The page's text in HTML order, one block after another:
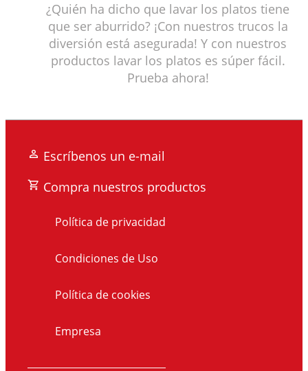
¿Quién ha dicho que lavar los platos tiene
que ser aburrido? ¡Con nuestros trucos la
diversión está asegurada! Y con nuestros
productos lavar los platos es súper fácil.
Prueba ahora!
Escríbenos un e-mail
Compra nuestros productos
Política de privacidad
Condiciones de Uso
Política de cookies
Empresa